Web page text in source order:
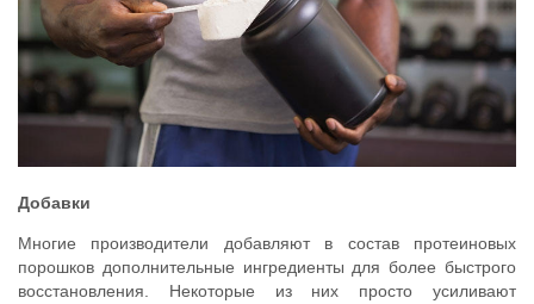
Добавки
Многие производители добавляют в состав протеиновых
порошков дополнительные ингредиенты для более быстрого
восстановления. Некоторые из них просто усиливают